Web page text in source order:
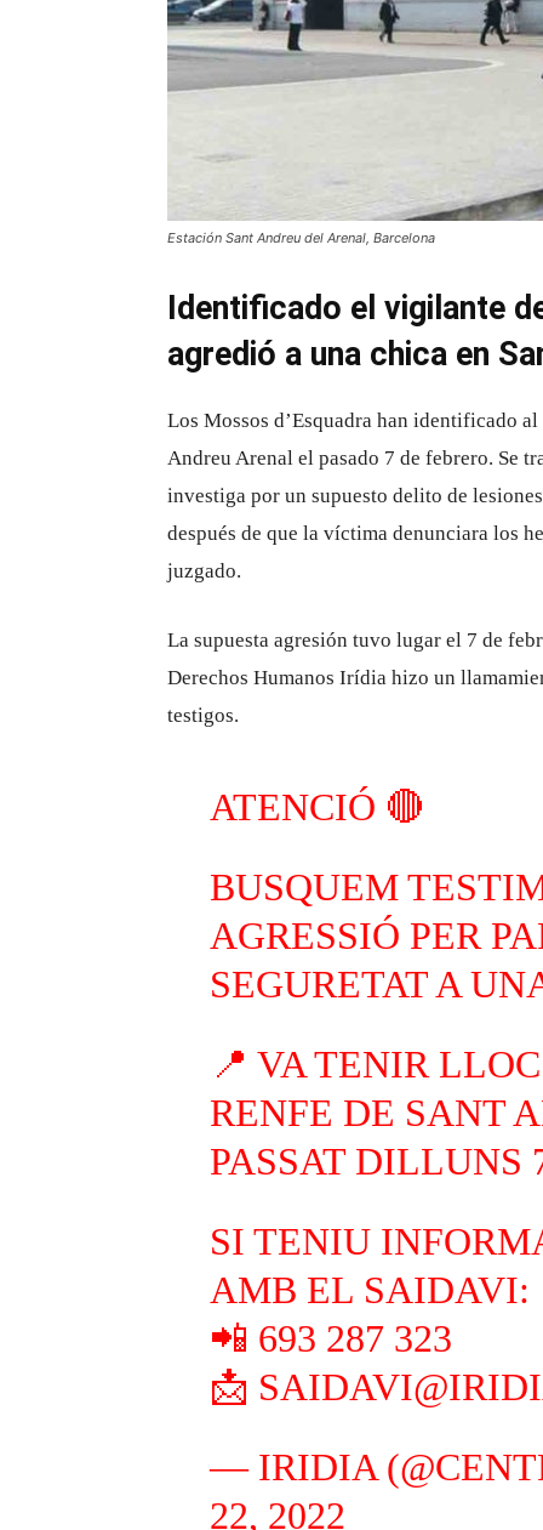
Estación Sant Andreu del Arenal, Barcelona
Identificado el vigilante
agredió a una chica en
Los Mossos d’Esquadra han identificado
Andreu Arenal el pasado 7 de febrero. Se
investiga por un supuesto delito de
después de que la víctima denunciara los
juzgado.
La supuesta agresión tuvo lugar el 7 de
Derechos Humanos Irídia hizo un
testigos.
ATENCIÓ 🔴
BUSQUEM
AGRESSIÓ PER
SEGURETAT A
📍 VA TENIR
RENFE DE SANT
PASSAT DILLUNS
SI TENIU
AMB EL SAIDAVI:
📲 693 287 323
📩
— IRIDIA
22, 2022